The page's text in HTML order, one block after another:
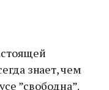
знает, чем
”свободна”.